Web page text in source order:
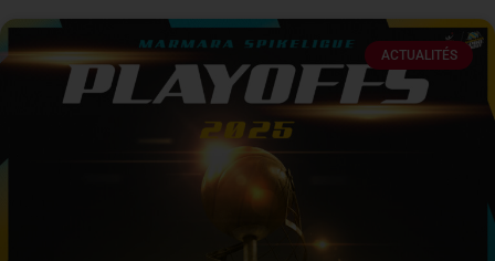
ACTUALITÉS